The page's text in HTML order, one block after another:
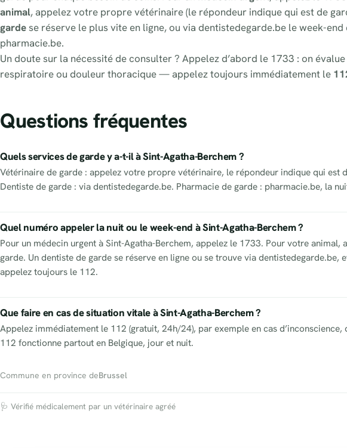
animal, appelez votre propre vétérinaire (le répondeur indique qui est de
gardese réserve le plus vite en ligne, ou via dentistedegarde.be le week-end
pharmacie.be.
Un doute sur la nécessité de consulter ? Appelez d’abord le 1733 : on
respiratoire ou douleur thoracique — appelez toujours immédiatement le
Questions fréquentes
Quels services de garde y a-t-il à Sint-Agatha-Berchem ?
Vétérinaire de garde : appelez votre propre vétérinaire, le répondeur indique qui est
Dentiste de garde : via dentistedegarde.be. Pharmacie de garde : pharmacie.be, la
Quel numéro appeler la nuit ou le week-end à Sint-Agatha-Berchem ?
Pour un médecin urgent à Sint-Agatha-Berchem, appelez le 1733. Pour votre
garde. Un dentiste de garde se réserve en ligne ou se trouve via
appelez toujours le 112.
Que faire en cas de situation vitale à Sint-Agatha-Berchem ?
Appelez immédiatement le 112 (gratuit, 24h/24), par exemple en cas
112 fonctionne partout en Belgique, jour et nuit.
Commune en province deBrussel
🩺 Vérifié médicalement par un vétérinaire agréé